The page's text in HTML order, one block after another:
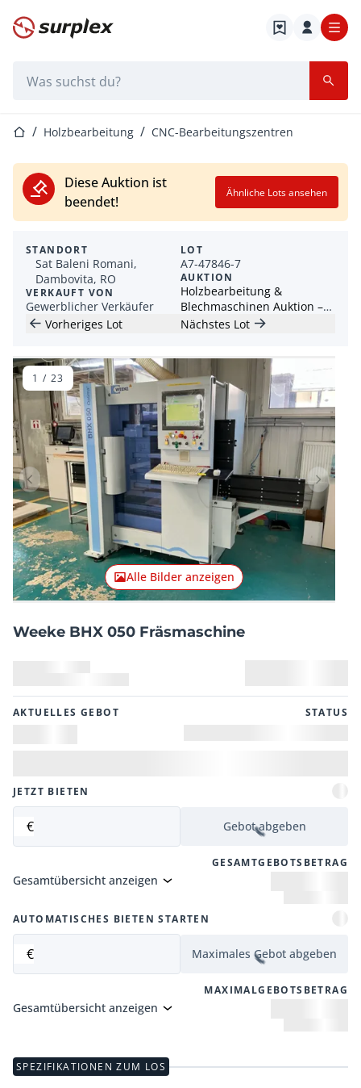
Startseite
StartseiteHolzbearbeitung CNC-Bearbeitungszentren
Diese Auktion ist
beendet!
Ähnliche Lots ansehen
STANDORT
Sat Baleni Romani,
Dambovita, RO
VERKAUFT VON
Gewerblicher Verkäufer
LOT
A7-47846-7
AUKTION
Holzbearbeitung &
Blechmaschinen Auktion –
WEEKE CNC & Faserlaser -
Vorheriges Lot Nächstes Lot
Vorheriger Artikel
Alle Bilder anzeigen
1 / 23
Weeke BHX 050 Fräsmaschine
AKTUELLES GEBOT STATUS
JETZT BIETEN
€ Gebot abgeben
GESAMTGEBOTSBETRAG
Gesamtübersicht anzeigen
AUTOMATISCHES BIETEN STARTEN
€ Maximales Gebot abgeben
MAXIMALGEBOTSBETRAG
Gesamtübersicht anzeigen
SPEZIFIKATIONEN ZUM LOS